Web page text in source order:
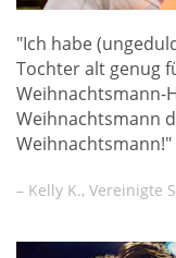
"Ich habe
Tochter alt genug
Weihnachtsmann-
Weihnachtsmann
Weihnachtsmann!"
– Kelly K., Vereinigte